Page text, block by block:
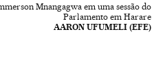
Mnangagwa em uma sessão do
Parlamento em Harare
AARON UFUMELI (EFE)